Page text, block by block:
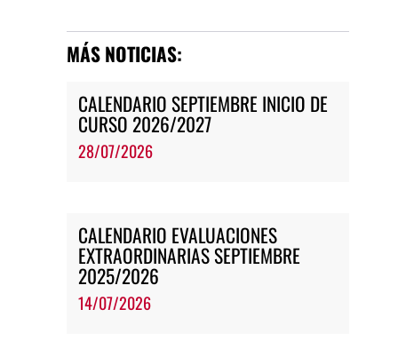
MÁS NOTICIAS:
CALENDARIO SEPTIEMBRE INICIO DE
CURSO 2026/2027
28/07/2026
CALENDARIO EVALUACIONES
EXTRAORDINARIAS SEPTIEMBRE
2025/2026
14/07/2026